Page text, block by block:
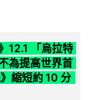
12.1 「烏拉特
為提高世界首
縮短約 10 分